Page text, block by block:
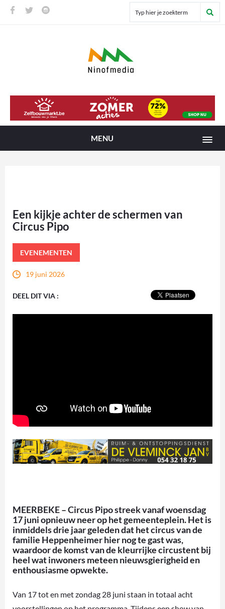
MENU
Een kijkje achter de schermen van
Circus Pipo
EVENEMENTEN
19 juni 2026
DEEL DIT VIA :
MEERBEKE – Circus Pipo streek vanaf woensdag
17 juni opnieuw neer op het gemeenteplein. Het is
inmiddels drie jaar geleden dat het circus van de
familie Heppenheimer hier nog te gast was,
waardoor de komst van de kleurrijke circustent bij
heel wat inwoners meteen nieuwsgierigheid en
enthousiasme opwekte.
Van 17 tot en met zondag 28 juni staan in totaal acht